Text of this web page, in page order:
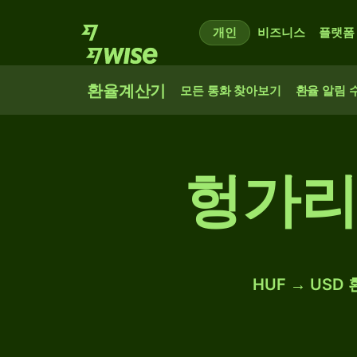
개인 비즈니스 플랫폼
환율계산기 모든 통화 찾아보기 환율 알림
헝가
HUF → USD